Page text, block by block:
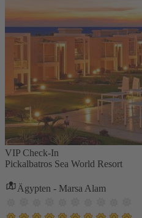
VIP Check-In
Pickalbatros Sea World Resort
Ägypten - Marsa Alam